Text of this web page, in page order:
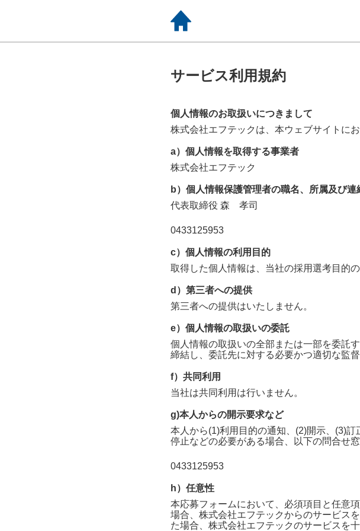
サービス利用規約
個人情報のお取扱いにつきまして
株式会社エフテック は、本ウェブサイトに
a）個人情報を取得する事業者
株式会社エフテック
b）個人情報保護管理者の職名、所属及び連
代表取締役 森 孝司
0433125953
c）個人情報の利用目的
取得した個人情報は、当社の採用選考目的
d）第三者への提供
第三者への提供はいたしません。
e）個人情報の取扱いの委託
個人情報の取扱いの全部または一部を委託
締結し、委託先に対する必要かつ適切な監督
f）共同利用
当社は共同利用は行いません。
g)本人からの開示要求など
本人から(1)利用目的の通知、(2)開示、(3)
停止などの必要がある場合、以下の問合せ
0433125953
h）任意性
本応募フォームにおいて、必須項目と任意
場合、 株式会社エフテックからのサービス
た場合、 株式会社エフテックのサービスを